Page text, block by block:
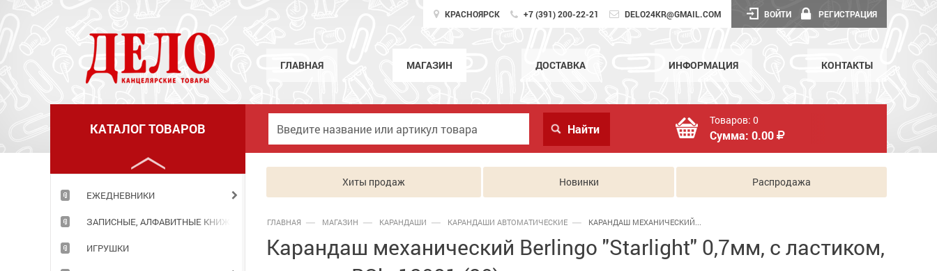
КРАСНОЯРСК +7 (391) 200-22-21 DELO24KR@GMAIL.COM ВОЙТИ РЕГИСТРАЦИЯ
ГЛАВНАЯ МАГАЗИН ДОСТАВКА ИНФОРМАЦИЯ КОНТАКТЫ
КАТАЛОГ ТОВАРОВ
Товаров: 0
Сумма: 0.00
ГРИФЕЛИ
ГУАШЬ
ДЫРОКОЛЫ
ЕЖЕДНЕВНИКИ
ЗАПИСНЫЕ, АЛФАВИТНЫЕ КНИЖКИ
ИГРУШКИ
Хиты продаж Новинки Распродажа
ГЛАВНАЯ МАГАЗИН КАРАНДАШИ КАРАНДАШИ АВТОМАТИЧЕСКИЕ КАРАНДАШ МЕХАНИЧЕСКИЙ...
Карандаш механический Berlingo "Starlight" 0,7мм, с ластиком,